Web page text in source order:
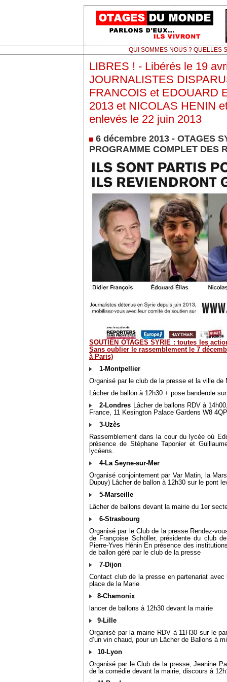
QUI SOMMES NOUS ? QUELLES
LIBRES ! - Libérés le 19
JOURNALISTES
FRANCOIS et EDOUARD
2013 et NICOLAS HENIN
enlevés le 22 juin 2013
6 décembre 2013 - OTAGES
PROGRAMME COMPLET DES
SOUTIEN OTAGES SYRIE : toutes les
Sans oublier le rassemblement le 7
à Paris)
1-Montpellier
Organisé par le club de la presse et la ville de
Lâcher de ballon à 12h30 + pose banderole
2-Londres Lâcher de ballons RDV à
France, 11 Kesington Palace Gardens W8
3-Uzès
Rassemblement dans la cour du lycée où
présence de Stéphane Taponier et
lycéens.
4-La Seyne-sur-Mer
Organisé conjointement par Var Matin, la
Dupuy) Lâcher de ballon à 12h30 sur le pont
5-Marseille
Lâcher de ballons devant la mairie du 1er
6-Strasbourg
Organisé par le Club de la presse Rendez-
de Françoise Schöller, présidente du club
Pierre-Yves Hénin En présence des
de ballon géré par le club de la presse
7-Dijon
Contact club de la presse en partenariat
place de la Marie
8-Chamonix
lancer de ballons à 12h30 devant la mairie
9-Lille
Organisé par la mairie RDV à 11H30 sur le
d’un vin chaud, pour un Lâcher de Ballons à
10-Lyon
Organisé par le Club de la presse, Jeanine
de la comédie devant la mairie, discours à